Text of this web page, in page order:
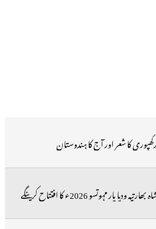
کا شعر اور آج کا ہندوستان
ودیا پار مہوتسو 2026ء کا افتتاح کرینگے